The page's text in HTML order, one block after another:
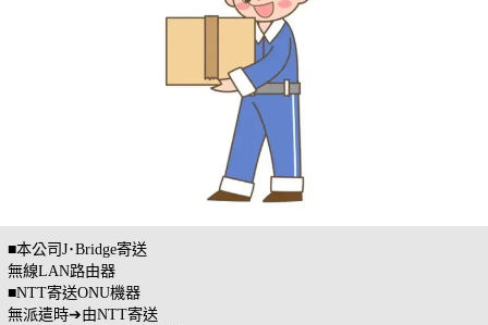
■本公司J･Bridge寄送
無線LAN路由器
■NTT寄送ONU機器
無派遣時➔由NTT寄送